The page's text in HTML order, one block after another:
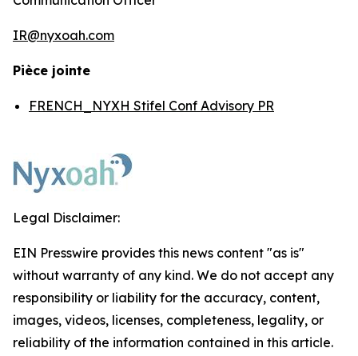
IR@nyxoah.com
Pièce jointe
FRENCH_NYXH Stifel Conf Advisory PR
Legal Disclaimer:
EIN Presswire provides this news content "as is"
without warranty of any kind. We do not accept any
responsibility or liability for the accuracy, content,
images, videos, licenses, completeness, legality, or
reliability of the information contained in this article.